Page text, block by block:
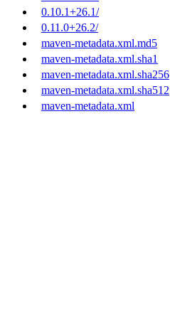
0.10.1+26.1/
0.11.0+26.2/
maven-metadata.xml.md5
maven-metadata.xml.sha1
maven-metadata.xml.sha256
maven-metadata.xml.sha512
maven-metadata.xml